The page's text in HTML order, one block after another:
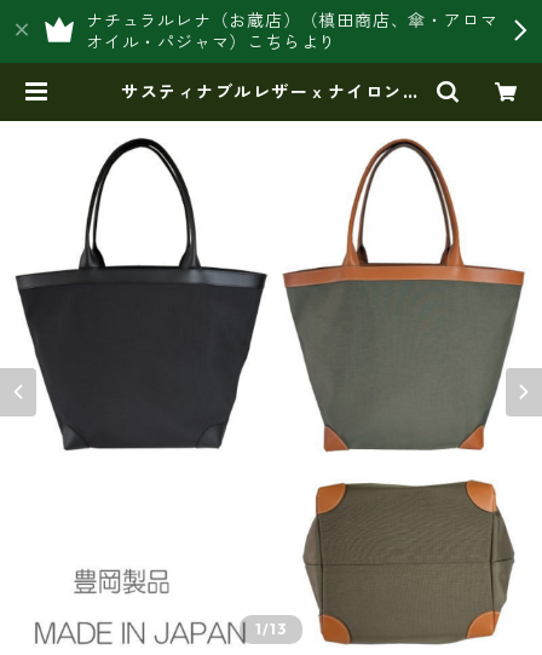
ナチュラルレナ（お蔵店）（槙田商店、傘・アロマ
オイル・パジャマ）こちらより
サスティナブルレザーｘナイロント
ルバッグ製造販売【日本製・バッグ
財布 専門店】レナ ジャパンメイ
1/13